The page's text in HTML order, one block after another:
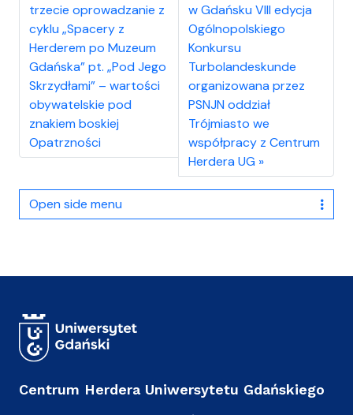
trzecie oprowadzanie z
cyklu „Spacery z
Herderem po Muzeum
Gdańska” pt. „Pod Jego
Skrzydłami” – wartości
obywatelskie pod
znakiem boskiej
Opatrzności
w Gdańsku VIII edycja
Ogólnopolskiego
Konkursu
Turbolandeskunde
organizowana przez
PSNJN oddział
Trójmiasto we
współpracy z Centrum
Herdera UG
Open side menu
Centrum Herdera Uniwersytetu Gdańskiego